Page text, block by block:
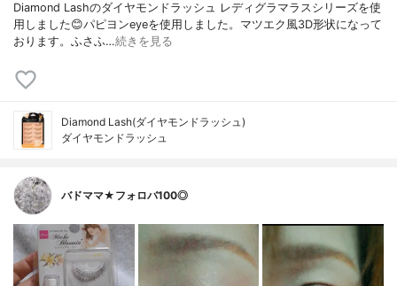
Diamond Lashのダイヤモンドラッシュ レディグラマラスシリーズを使
用しました😊パピヨンeyeを使用しました。マツエク風3D形状になって
おります。ふさふ…続きを見る
Diamond Lash(ダイヤモンドラッシュ)
ダイヤモンドラッシュ
バドママ★フォロバ100◎